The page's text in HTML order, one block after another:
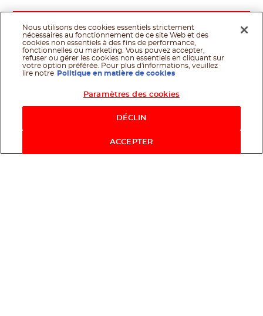
Nous utilisons des cookies essentiels strictement
nécessaires au fonctionnement de ce site Web et des
cookies non essentiels à des fins de performance,
fonctionnelles ou marketing. Vous pouvez accepter,
refuser ou gérer les cookies non essentiels en cliquant sur
votre option préférée. Pour plus d'informations, veuillez
lire notre
Politique en matière de cookies
Paramètres des cookies
DÉCLIN
ACCEPTER